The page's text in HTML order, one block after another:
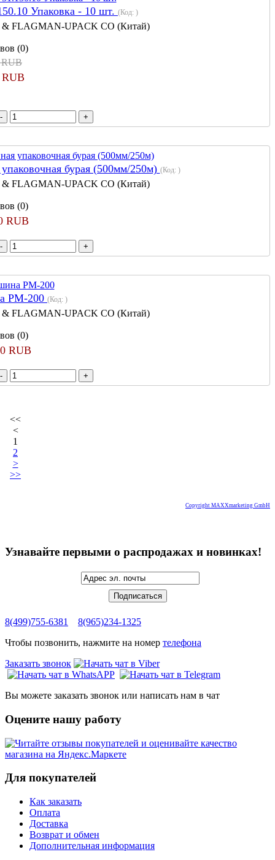
Упаковка - 10 шт. (Код: )
& FLAGMAN-UPACK CO (Китай)
(0)
RUB
бурая (500мм/250м) (Код: )
& FLAGMAN-UPACK CO (Китай)
(0)
RUB
PM-200 (Код: )
& FLAGMAN-UPACK CO (Китай)
(0)
RUB
<<
<
1
2
>
>>
Copyright MAXXmarketing GmbH
Узнавайте первыми о распродажах и новинках!
8(499)755-6381
8(965)234-1325
Чтобы позвонить, нажмите на номер телефона
Заказать звонок
Вы можете заказать звонок или написать нам в чат
Оцените нашу работу
Для покупателей
Как заказать
Оплата
Доставка
Возврат и обмен
Дополнительная информация